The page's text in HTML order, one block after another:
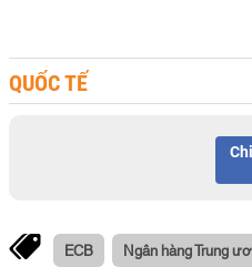
QUỐC TẾ
ECB Ngân hàng Trung